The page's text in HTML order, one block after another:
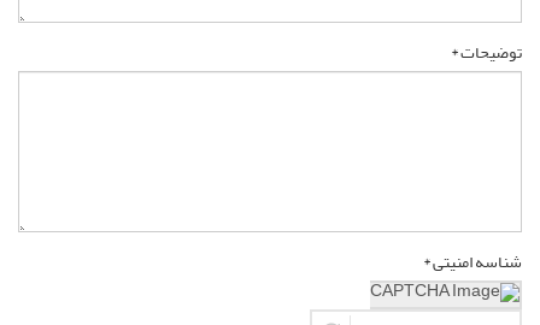
توضیحات *
شناسه امنیتی *